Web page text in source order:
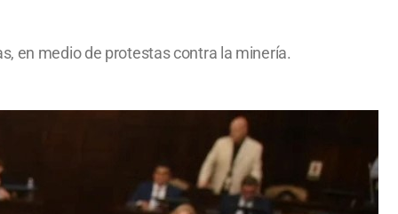
en medio de protestas contra la minería.